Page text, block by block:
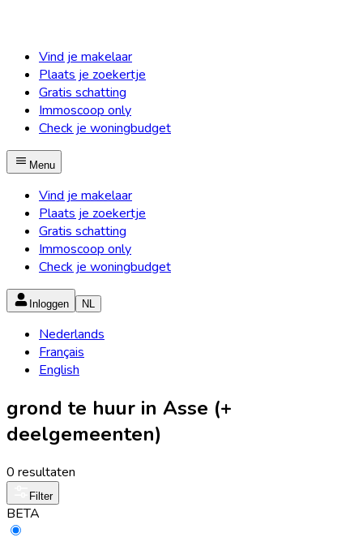
Vind je makelaar
Plaats je zoekertje
Gratis schatting
Immoscoop only
Check je woningbudget
Menu
Vind je makelaar
Plaats je zoekertje
Gratis schatting
Immoscoop only
Check je woningbudget
Inloggen NL
Nederlands
Français
English
grond te huur in Asse (+
deelgemeenten)
0 resultaten
Filter
BETA